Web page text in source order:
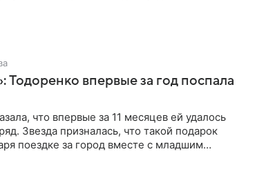
Тодоренко впервые за год поспала
что впервые за 11 месяцев ей удалось
Звезда призналась, что такой подарок
поездке за город вместе с младшим